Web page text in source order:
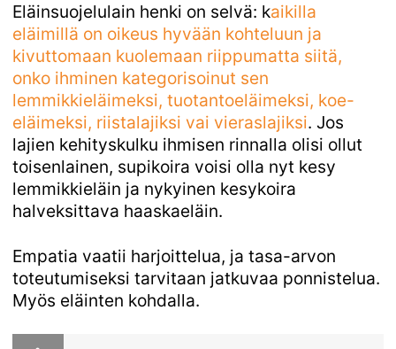
Eläinsuojelulain henki on selvä: kaikilla
eläimillä on oikeus hyvään kohteluun ja
kivuttomaan kuolemaan riippumatta siitä,
onko ihminen kategorisoinut sen
lemmikkieläimeksi, tuotantoeläimeksi, koe-
eläimeksi, riistalajiksi vai vieraslajiksi. Jos
lajien kehityskulku ihmisen rinnalla olisi ollut
toisenlainen, supikoira voisi olla nyt kesy
lemmikkieläin ja nykyinen kesykoira
halveksittava haaskaeläin.
Empatia vaatii harjoittelua, ja tasa-arvon
toteutumiseksi tarvitaan jatkuvaa ponnistelua.
Myös eläinten kohdalla.